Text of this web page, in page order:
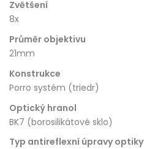
Zvětšení
8x
Průměr objektivu
21mm
Konstrukce
Porro systém (triedr)
Optický hranol
BK7 (borosilikátové sklo)
Typ antireflexní úpravy optiky